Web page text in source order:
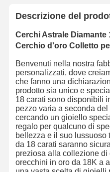
Descrizione del
Cerchi Astrale Diamante
Cerchio d'oro Colletto
Benvenuti nella nostra
personalizzati, dove
che fanno una
prodotto sia unico e
18 carati sono disponibili
pezzo varia a seconda
cercando un gioiello
regalo per qualcuno di
bellezza e il suo
da 18 carati saranno
preziosa alla collezione
orecchini in oro da 18K a